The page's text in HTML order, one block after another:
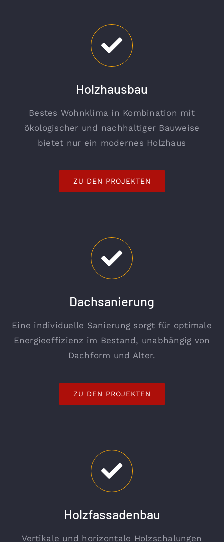
Holzhausbau
Bestes Wohnklima in Kombination mit
ökologischer und nachhaltiger Bauweise
bietet nur ein modernes Holzhaus
ZU DEN PROJEKTEN
Dachsanierung
Eine individuelle Sanierung sorgt für optimale
Energieeffizienz im Bestand, unabhängig von
Dachform und Alter.
ZU DEN PROJEKTEN
Holzfassadenbau
Vertikale und horizontale Holzschalungen